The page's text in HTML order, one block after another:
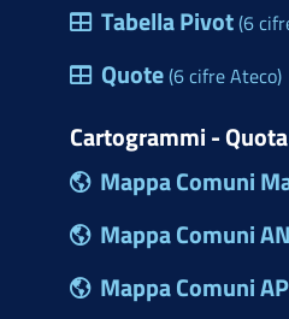
Tabella Pivot(6
Quote(6 cifre Ateco)
Cartogrammi -
Mappa Comuni
Mappa Comuni AN
Mappa Comuni AP